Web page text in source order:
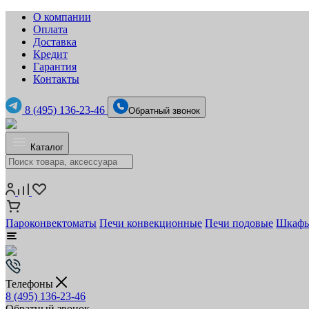
О компании
Оплата
Доставка
Кредит
Гарантия
Контакты
8 (495) 136-23-46 Обратный звонок
Каталог
Пароконвектоматы Печи конвекционные Печи подовые Шкафы
Телефоны
8 (495) 136-23-46